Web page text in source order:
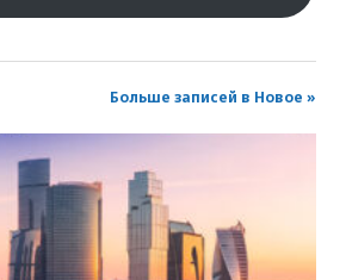
Больше записей в Новое »